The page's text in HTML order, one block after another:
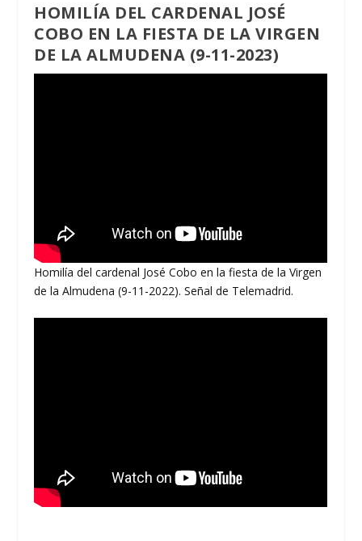
HOMILÍA DEL CARDENAL JOSÉ
COBO EN LA FIESTA DE LA VIRGEN
DE LA ALMUDENA (9-11-2023)
Homilía del cardenal José Cobo en la fiesta de la Virgen
de la Almudena (9-11-2022). Señal de Telemadrid.